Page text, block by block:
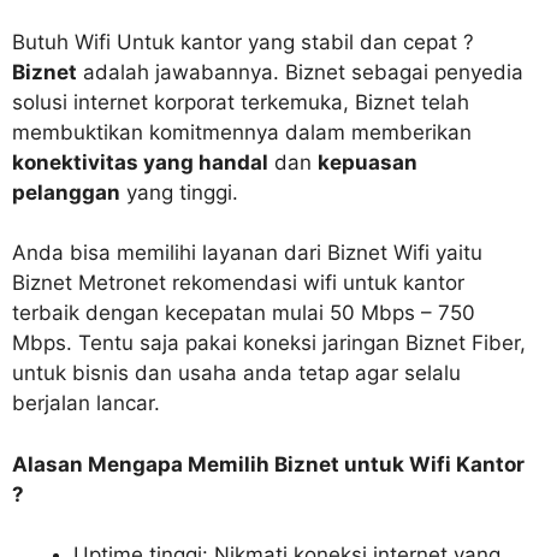
Butuh Wifi Untuk kantor yang stabil dan cepat ?
Biznet adalah jawabannya. Biznet sebagai penyedia
solusi internet korporat terkemuka, Biznet telah
membuktikan komitmennya dalam memberikan
konektivitas yang handal dan kepuasan
pelanggan yang tinggi.
Anda bisa memilihi layanan dari Biznet Wifi yaitu
Biznet Metronet rekomendasi wifi untuk kantor
terbaik dengan kecepatan mulai 50 Mbps – 750
Mbps. Tentu saja pakai koneksi jaringan Biznet Fiber,
untuk bisnis dan usaha anda tetap agar selalu
berjalan lancar.
Alasan Mengapa Memilih Biznet untuk Wifi Kantor
?